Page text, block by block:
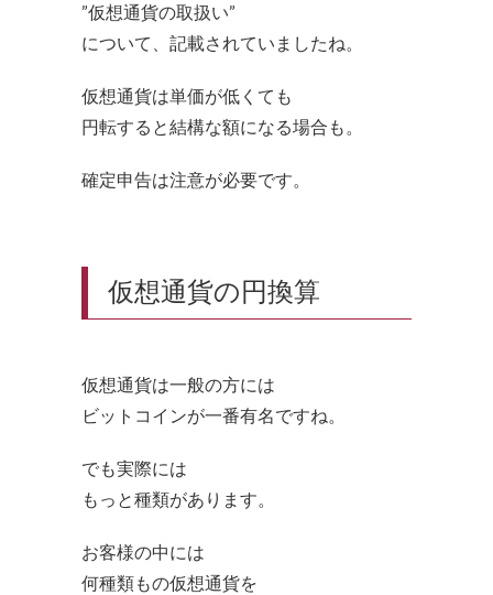
”仮想通貨の取扱い”
について、記載されていましたね。
仮想通貨は単価が低くても
円転すると結構な額になる場合も。
確定申告は注意が必要です。
仮想通貨の円換算
仮想通貨は一般の方には
ビットコインが一番有名ですね。
でも実際には
もっと種類があります。
お客様の中には
何種類もの仮想通貨を